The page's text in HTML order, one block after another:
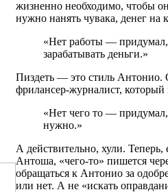
жизненно необходимо, чтобы
нужно нанять чувака, денег на
«Нет работы —
зарабатывать деньги.»
Пиздеть — это стиль Антонио.
фрилансер-журналист,
«Нет чего то —
нужно.»
А действительно, хули. Теперь,
Антоша, «чего-то» пишется
обращаться к Антонио за
или нет. А не «искать